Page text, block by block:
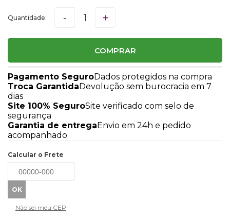
- +
COMPRAR
Pagamento SeguroDados protegidos na compra
Troca GarantidaDevolução sem burocracia em 7
dias
Site 100% SeguroSite verificado com selo de
segurança
Garantia de entregaEnvio em 24h e pedido
acompanhado
Calcular o Frete
Não sei meu CEP